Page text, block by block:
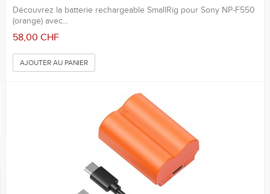
Découvrez la batterie rechargeable SmallRig pour Sony NP-F550
(orange) avec...
58,00 CHF
AJOUTER AU PANIER